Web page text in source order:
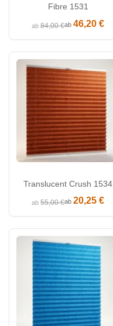
Fibre 1531
ab84,00 €ab46,20 €
Translucent Crush 1534
ab55,00 €ab20,25 €